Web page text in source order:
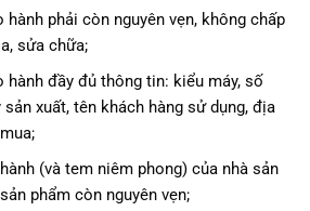
hành phải còn nguyên vẹn, không chấp
sửa chữa;
hành đầy đủ thông tin: kiểu máy, số
sản xuất, tên khách hàng sử dụng, địa
(và tem niêm phong) của nhà sản
phẩm còn nguyên vẹn;